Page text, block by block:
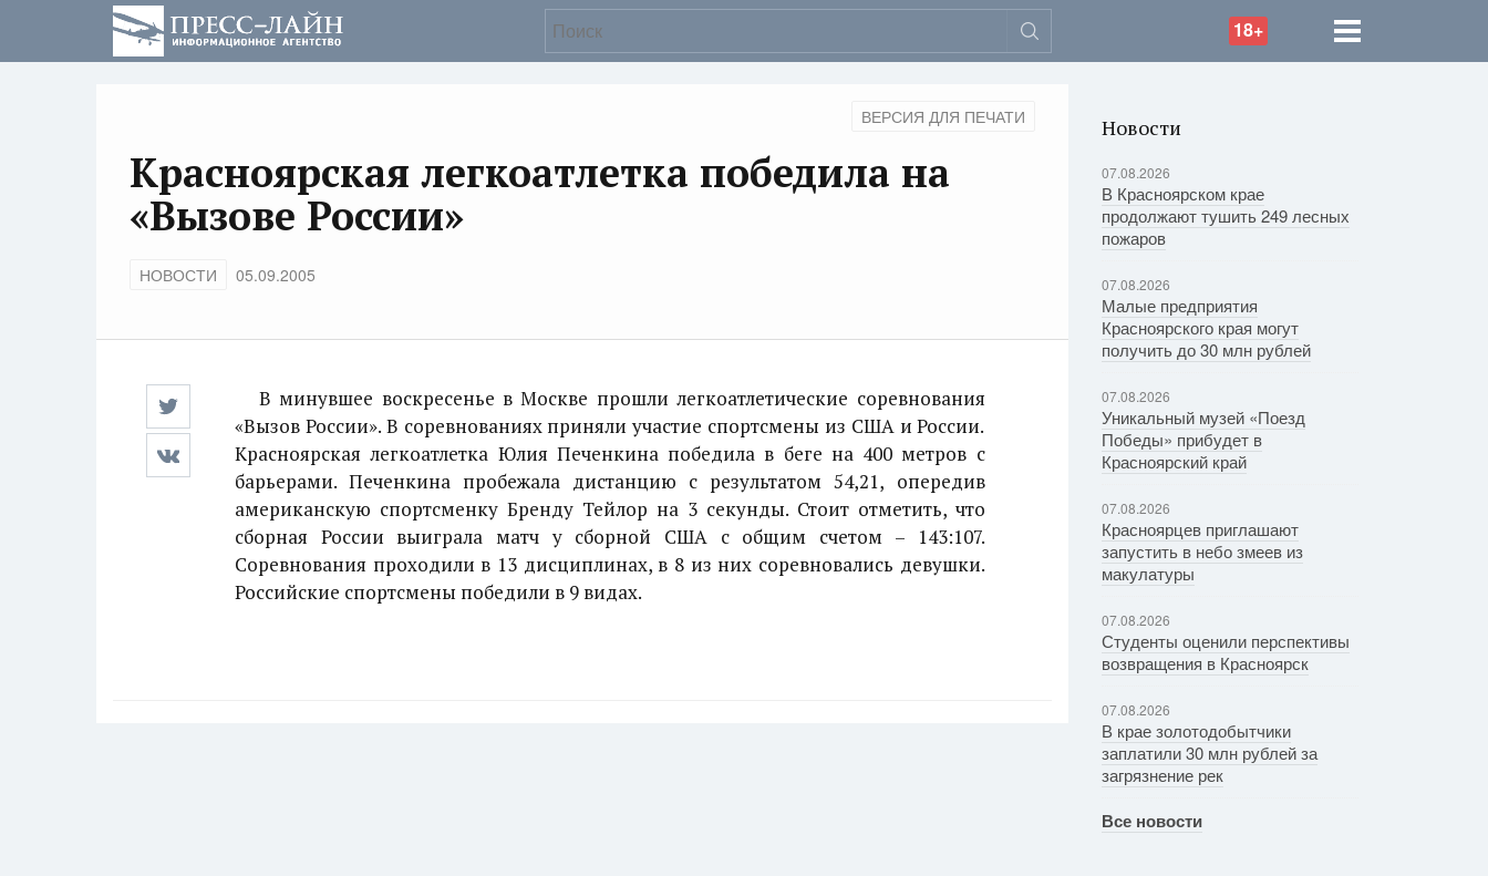
18+
ВЕРСИЯ ДЛЯ ПЕЧАТИ
Красноярская легкоатлетка победила на
«Вызове России»
НОВОСТИ 05.09.2005
В минувшее воскресенье в Москве прошли легкоатлетические соревнования
«Вызов России». В соревнованиях приняли участие спортсмены из США и России.
Красноярская легкоатлетка Юлия Печенкина победила в беге на 400 метров с
барьерами. Печенкина пробежала дистанцию с результатом 54,21, опередив
американскую спортсменку Бренду Тейлор на 3 секунды. Стоит отметить, что
сборная России выиграла матч у сборной США с общим счетом – 143:107.
Соревнования проходили в 13 дисциплинах, в 8 из них соревновались девушки.
Российские спортсмены победили в 9 видах.
Новости
07.08.2026
В Красноярском крае
продолжают тушить 249 лесных
пожаров
07.08.2026
Малые предприятия
Красноярского края могут
получить до 30 млн рублей
07.08.2026
Уникальный музей «Поезд
Победы» прибудет в
Красноярский край
07.08.2026
Красноярцев приглашают
запустить в небо змеев из
макулатуры
07.08.2026
Студенты оценили перспективы
возвращения в Красноярск
07.08.2026
В крае золотодобытчики
заплатили 30 млн рублей за
загрязнение рек
Все новости